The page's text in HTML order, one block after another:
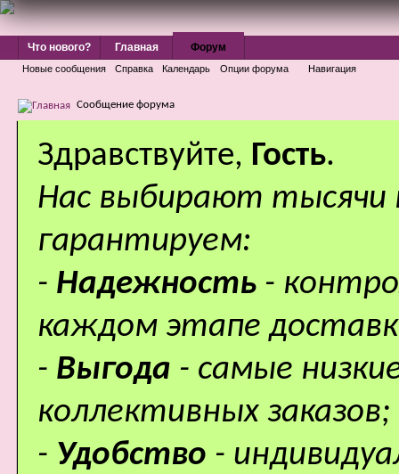
Что нового? Главная Форум
Новые сообщения Справка Календарь Опции форума Навигация
Сообщение форума
Здравствуйте, Гость.
Нас выбирают
гарантируем:
- Надежность -
каждом этапе
- Выгода - самые
коллективных заказов;
- Удобство -